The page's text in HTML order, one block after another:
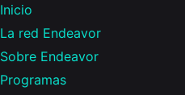
Inicio
La red Endeavor
Sobre Endeavor
Programas